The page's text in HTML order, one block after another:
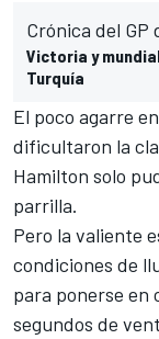
Crónica del GP
Victoria y
Turquía
El poco agarre
dificultaron la
Hamilton solo
parrilla.
Pero la valiente
condiciones de
para ponerse en
segundos de